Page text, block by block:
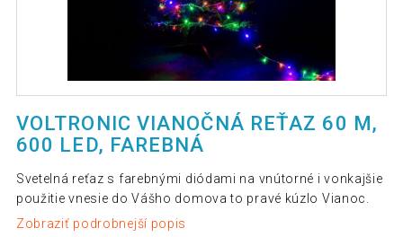
VOLTRONIC VIANOČNÁ REŤAZ 60 M,
600 LED, FAREBNÁ
Svetelná reťaz s farebnými diódami na vnútorné i vonkajšie
použitie vnesie do Vášho domova to pravé kúzlo Vianoc.
Zobraziť podrobnejší popis